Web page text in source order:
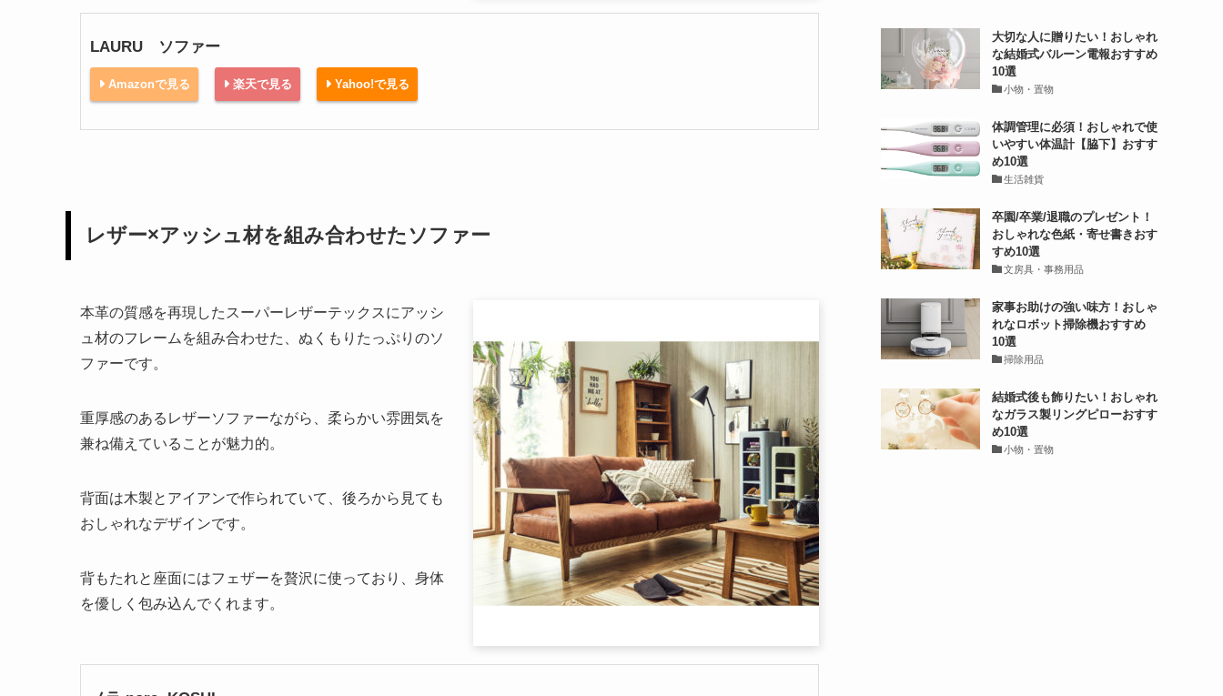
LAURU ソファー
Amazonで見る 楽天で見る Yahoo!で見る
レザー×アッシュ材を組み合わせたソファー
本革の質感を再現したスーパーレザーテックスにアッシ
ュ材のフレームを組み合わせた、ぬくもりたっぷりのソ
ファーです。
重厚感のあるレザーソファーながら、柔らかい雰囲気を
兼ね備えていることが魅力的。
背面は木製とアイアンで作られていて、後ろから見ても
おしゃれなデザインです。
背もたれと座面にはフェザーを贅沢に使っており、身体
を優しく包み込んでくれます。
大切な人に贈りたい！おしゃれ
な結婚式バルーン電報おすすめ
10選
小物・置物
体調管理に必須！おしゃれで使
いやすい体温計【脇下】おすす
め10選
生活雑貨
卒園/卒業/退職のプレゼント！
おしゃれな色紙・寄せ書きおす
すめ10選
文房具・事務用品
家事お助けの強い味方！おしゃ
れなロボット掃除機おすすめ
10選
掃除用品
結婚式後も飾りたい！おしゃれ
なガラス製リングピローおすす
め10選
小物・置物